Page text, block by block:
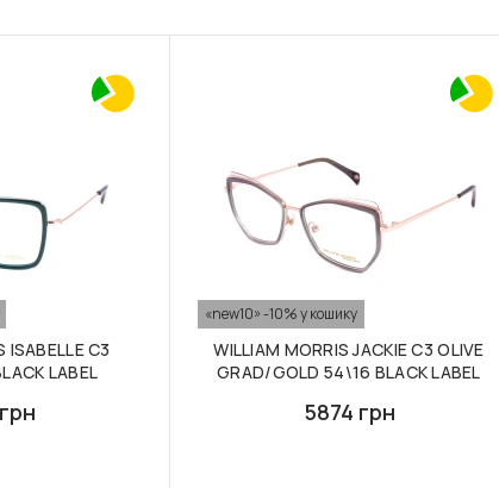
ISABELLE C3
LABEL
«new10» -10% у кошику
WILLIAM MORRIS JACKIE C3 OLIVE
GRAD/GOLD 54\16 BLACK LABEL
5874 грн